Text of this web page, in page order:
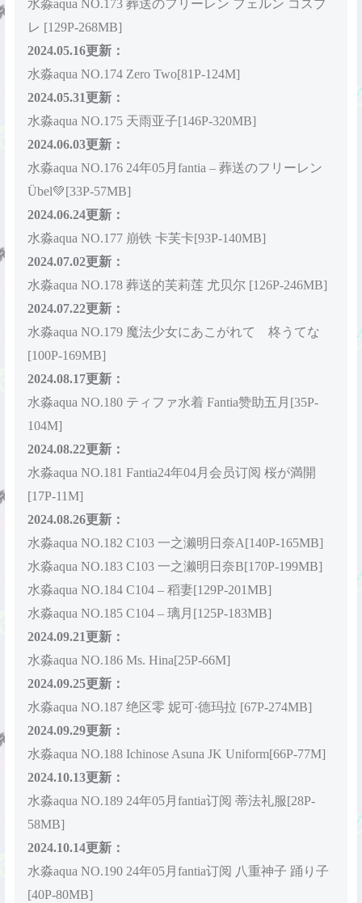
水淼aqua NO.173 葬送のフリーレン フェルン コスプ
レ [129P-268MB]
2024.05.16更新：
水淼aqua NO.174 Zero Two[81P-124M]
2024.05.31更新：
水淼aqua NO.175 天雨亚子[146P-320MB]
2024.06.03更新：
水淼aqua NO.176 24年05月fantia – 葬送のフリーレン
Übel💚[33P-57MB]
2024.06.24更新：
水淼aqua NO.177 崩铁 卡芙卡[93P-140MB]
2024.07.02更新：
水淼aqua NO.178 葬送的芙莉莲 尤贝尔 [126P-246MB]
2024.07.22更新：
水淼aqua NO.179 魔法少女にあこがれて 柊うてな
[100P-169MB]
2024.08.17更新：
水淼aqua NO.180 ティファ水着 Fantia赞助五月[35P-
104M]
2024.08.22更新：
水淼aqua NO.181 Fantia24年04月会员订阅 桜が満開
[17P-11M]
2024.08.26更新：
水淼aqua NO.182 C103 一之濑明日奈A[140P-165MB]
水淼aqua NO.183 C103 一之濑明日奈B[170P-199MB]
水淼aqua NO.184 C104 – 稻妻[129P-201MB]
水淼aqua NO.185 C104 – 璃月[125P-183MB]
2024.09.21更新：
水淼aqua NO.186 Ms. Hina[25P-66M]
2024.09.25更新：
水淼aqua NO.187 绝区零 妮可·德玛拉 [67P-274MB]
2024.09.29更新：
水淼aqua NO.188 Ichinose Asuna JK Uniform[66P-77M]
2024.10.13更新：
水淼aqua NO.189 24年05月fantia订阅 蒂法礼服[28P-
58MB]
2024.10.14更新：
水淼aqua NO.190 24年05月fantia订阅 八重神子 踊り子
[40P-80MB]